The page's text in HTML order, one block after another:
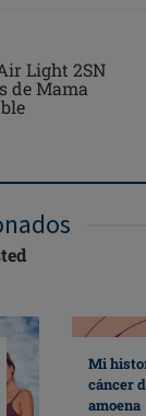
Light 2SN
de Mama
Mi
cáncer
amoena